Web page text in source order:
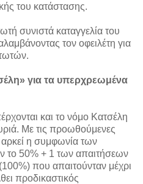
του κατάστασης.
συνιστά καταγγελία του
τον οφειλέτη για
για τα υπερχρεωμένα
και το νόμο Κατσέλη
Με τις προωθούμενες
αρκεί η συμφωνία των
50% + 1 των απαιτήσεων
που απαιτούνταν μέχρι
προδικαστικός